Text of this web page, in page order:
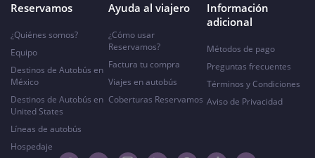
Reservamos
¿Quiénes somos?
Equipo
Destinos de Autobús en
México
Destinos de Autobús en
United States
Líneas de autobús
Hospedaje
Ayuda al viajero
¿Cómo usar
Reservamos?
Factura tu compra
Viajes en autobús
Coberturas Reservamos
Información
adicional
Métodos de pago
Preguntas frecuentes
Términos y Condiciones
Aviso de Privacidad